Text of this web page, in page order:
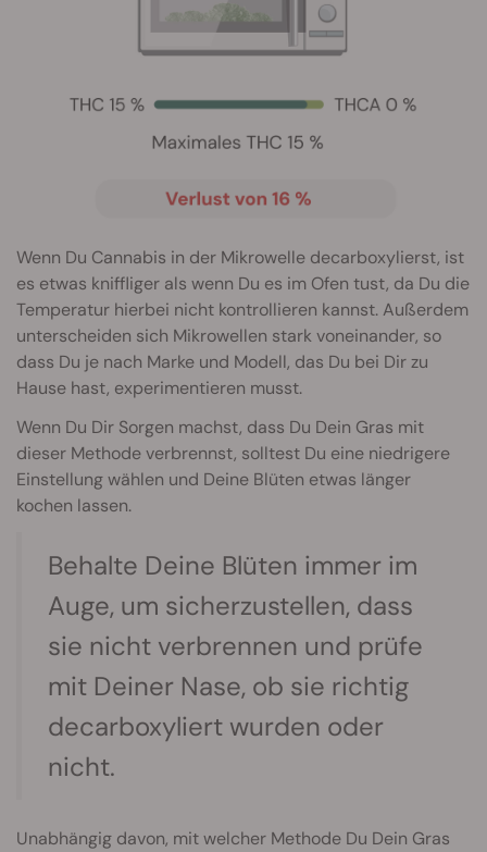
Wenn Du Cannabis in der Mikrowelle decarboxylierst, ist
es etwas kniffliger als wenn Du es im Ofen tust, da Du die
Temperatur hierbei nicht kontrollieren kannst. Außerdem
unterscheiden sich Mikrowellen stark voneinander, so
dass Du je nach Marke und Modell, das Du bei Dir zu
Hause hast, experimentieren musst.
Wenn Du Dir Sorgen machst, dass Du Dein Gras mit
dieser Methode verbrennst, solltest Du eine niedrigere
Einstellung wählen und Deine Blüten etwas länger
kochen lassen.
Behalte Deine Blüten immer im
Auge, um sicherzustellen, dass
sie nicht verbrennen und prüfe
mit Deiner Nase, ob sie richtig
decarboxyliert wurden oder
nicht.
Unabhängig davon, mit welcher Methode Du Dein Gras